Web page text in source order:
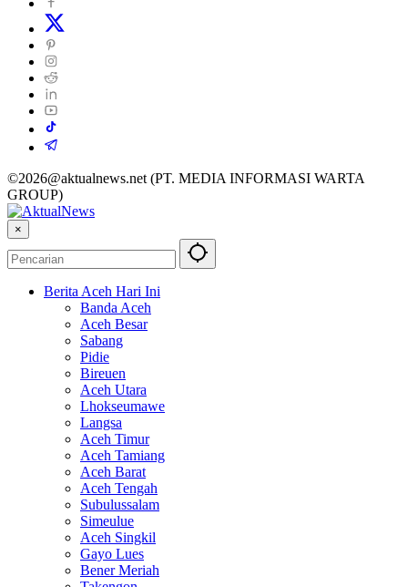
©2026@aktualnews.net (PT. MEDIA INFORMASI WARTA
GROUP)
×
Berita Aceh Hari Ini
Banda Aceh
Aceh Besar
Sabang
Pidie
Bireuen
Aceh Utara
Lhokseumawe
Langsa
Aceh Timur
Aceh Tamiang
Aceh Barat
Aceh Tengah
Subulussalam
Simeulue
Aceh Singkil
Gayo Lues
Bener Meriah